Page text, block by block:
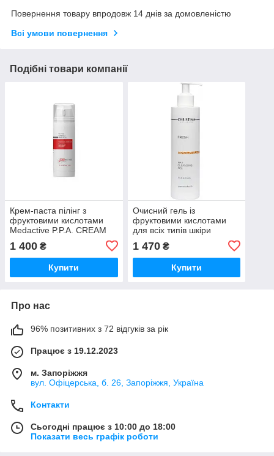
Повернення товару впродовж 14 днів за домовленістю
Всі умови повернення
Подібні товари компанії
Крем-паста пілінг з
фруктовими кислотами
Medactive P.P.A. CREAM
PEELING сream - paste &
AHA acids, 150мл
1 400 ₴
Купити
Очисний гель із
фруктовими кислотами
для всіх типів шкіри
Cleansing Gel 300 мл
1 470₴
Купити
Про нас
96% позитивних з 72 відгуків за рік
Працює з 19.12.2023
м. Запоріжжя
вул. Офіцерська, б. 26, Запоріжжя, Україна
Контакти
Сьогодні працює з 10:00 до 18:00
Показати весь графік роботи